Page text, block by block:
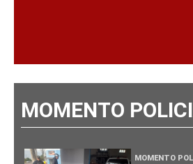
MOMENTO
MOMENTO